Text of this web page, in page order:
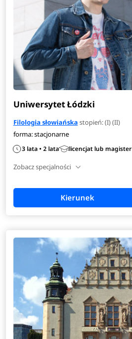
Uniwersytet Łódzki
Filologia słowiańska stopień: (I) (II)
forma: stacjonarne
3 lata • 2 lata licencjat lub magister
Zobacz specjalności
Kierunek